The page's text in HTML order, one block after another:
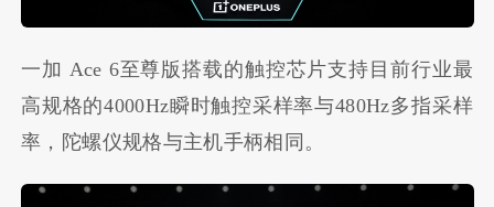
一加 Ace 6至尊版搭载的触控芯片支持目前行业最
高规格的4000Hz瞬时触控采样率与480Hz多指采样
率，陀螺仪规格与主机手柄相同。